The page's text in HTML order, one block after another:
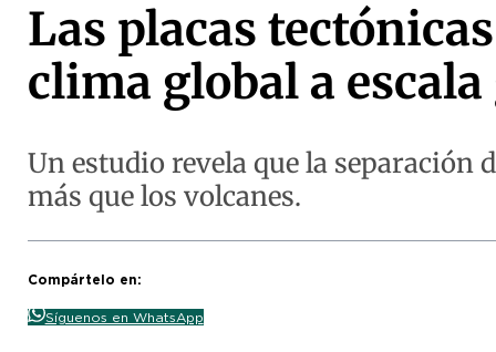
Las placas
clima global a
Un estudio revela que la
más que los volcanes.
Compártelo en:
Síguenos en WhatsApp